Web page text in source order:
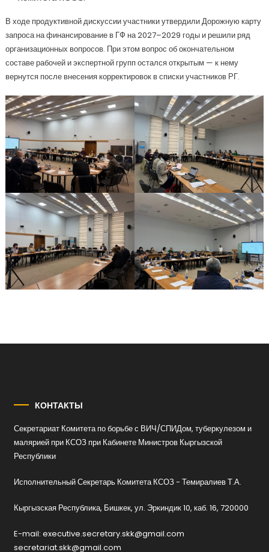
В ходе продуктивной дискуссии участники утвердили Дорожную карту
запроса на финансирование в ГФ на 2027–2029 годы и решили ряд
организационных вопросов. При этом вопрос об окончательном
составе рабочей и экспертной групп остался открытым — к нему
вернутся после внесения корректировок в списки участников РГ.
КОНТАКТЫ
Секретариат Комитета по борьбе с ВИЧ/СПИДом, туберкулезом и
малярией при КСОЗ при Кабинете Министров Кыргызской
Республики
Исполнительный Секретарь Комитета КСОЗ - Темиралиев Т.А.
Кыргызская Республика, Бишкек, ул. Эркиндик 10, каб. 16, 720000
E-mail: executive.secretary.skk@gmail.com
secretariat.skk@gmail.com